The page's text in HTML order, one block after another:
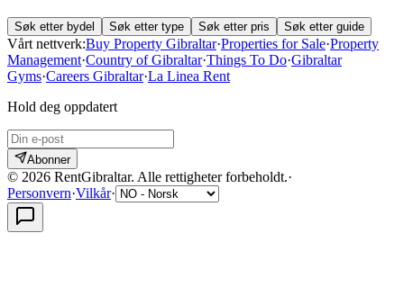
Søk etter bydel Søk etter type Søk etter pris Søk etter guide
Vårt nettverk:Buy Property Gibraltar·Properties for Sale·Property
Management·Country of Gibraltar·Things To Do·Gibraltar
Gyms·Careers Gibraltar·La Linea Rent
Hold deg oppdatert
Abonner
© 2026 RentGibraltar. Alle rettigheter forbeholdt.·
Personvern·Vilkår·